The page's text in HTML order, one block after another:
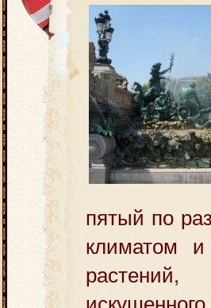
пятый по
климатом и
растений,